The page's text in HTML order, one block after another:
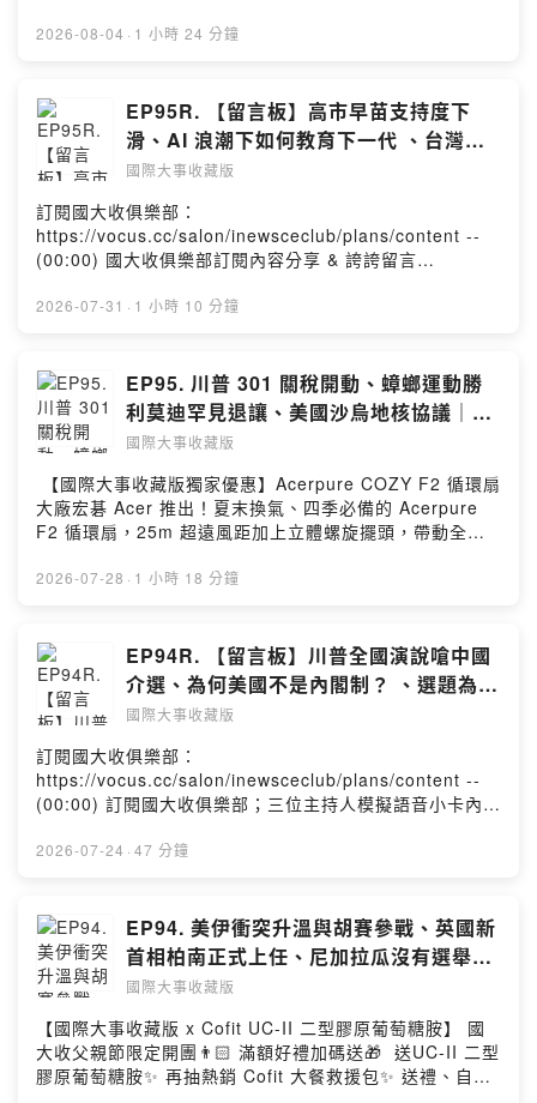
時間思考硬體系統」： ⭐️(升級版新品)Roichen正脊坐墊
典正脊坐墊：依男女骨盆結構專屬開發，精準撐托、強力
導正 ⭐️ 優雅椅：6度傾斜底座＋全新升級「重力煞車靜音
輪」，坐下鎖定防滑動，平價享有工學椅級完整撐托！ 🛒
國際大事收藏版 粉絲專屬優惠52折起：
https://s.add.one/8yltvu （品牌限定優惠，請使用 Fb、
Line、手機號碼 登入，即可看到專屬優惠價） 國大收俱樂
部：
https://vocus.cc/salon/inewsceclub/plans/content
(00:00) 業配時間：Roichen正脊坐墊EX & 系列商品 ()1.
崩潰。西班牙緊急增派軍警、加速遣返並強化海上邊界，
歐盟也開始討論共同因應措施。這場危機究竟只是司法判
決引發的效應，還是另有政治角力在背後推動？ ()2. 哈瑪
斯同意解除武裝：川普宣布，美方主導的「加薩和平方
來將由國際穩定部隊與巴勒斯坦技術官僚政府接管加薩。
不過，以色列堅持必須先繳械才撤軍，哈瑪斯則要求先停
火撤軍，雙方在武器處置、查核機制與執行順序上仍嚴重
點，還是再次停留在紙上談兵？ ()3. 美日聯手干預匯率：
率衝擊，也為日本經濟與美日貿易平衡爭取喘息空間。不
過市場更關注的是，日本央行接下來是否真的升息，這波
日圓反彈究竟只是曇花一現，還是長期升值的起點？ ()4.
小新聞：曼達尼為徵稅公開個資 --Hosting provided by
SoundOn
2026-08-04 · 1 小時 24 分鐘
EP95R. 【留言板】高市早苗支持度下
滑、AI 浪潮下如何教育下一代 、台灣外
送專法上線建議、會引導自己孩子右派觀
念嗎?
國際大事收藏版
訂閱國大收俱樂部：
https://vocus.cc/salon/inewsceclub/plans/content --
(00:00) 國大收俱樂部訂閱內容分享 & 誇誇留言
(05:34) Cynthia 遺珠之憾：德國 Pride 遊行遭恐攻
代 (46:29) 台灣外送專法上線建議 (58:42) 會引導自己孩
子右派觀念嗎? - ★你對觀察國際局勢有興趣嗎★ 我們是
「國際大事收藏版」Podcast節目。 每周精選三則影響世
界的重要新聞，提供主流媒體以外的觀點 跟著我們一起來
收藏國際大事吧！ 「國際大事收藏版」合作邀約請洽：
inewsce@gmail.com --Hosting provided by SoundOn
2026-07-31 · 1 小時 10 分鐘
EP95. 川普 301 關稅開動、蟑螂運動勝
利莫迪罕見退讓、美國沙烏地核協議｜國
際大事收藏版
國際大事收藏版
【國際大事收藏版獨家優惠】Acerpure COZY F2 循環扇
大廠宏碁 Acer 推出！夏末換氣、四季必備的 Acerpure
F2 循環扇，25m 超遠風距加上立體螺旋擺頭，帶動全屋
推薦！ ⏰ 全網最低價！換季下殺驚喜甜甜價 🔥 現享專屬
- 8/18(二) 止 ｜國大收專屬隱藏賣場（免填折扣碼）：
https://bit.ly/4wNasgY 國大收俱樂部：
https://vocus.cc/salon/inewsceclub/plans/content
00:00) 開場閒聊：感謝支持國大收俱樂部 (3:11) 業配時
間：Acerpure COZY F2 循環扇 (12:40)1. 川普 301 關
稅開動：美國啟動《301條款》新一輪關稅，接替失效的臨
時全球關稅，針對約60個貿易夥伴課徵10%至12.5%關
稅。台灣因監管機制獲較優惠待遇，中國等國則面臨疊加
課稅。隨著另一項301調查仍在進行，美中貿易戰是否將迎
速崛起，要求教育改革、教育部長下台等訴求。歷經數月
抗爭後，莫迪政府罕見退讓，教育部長請辭、政府接受主
要訴求，抗議也宣布落幕。這場由年輕世代掀起的運動，
是否將改變印度未來的政治版圖？ (49:47)3. 美國沙烏地
電建設鋪路，但未採最嚴格的「黃金標準」，引發外界對
中東核擴散的疑慮。川普則將協議與沙國加入《亞伯拉罕
協議》綁定，盼推動以沙關係正常化。這項核協議，究竟
2026-07-28 · 1 小時 18 分鐘
EP94R. 【留言板】川普全國演說嗆中國
介選、為何美國不是內閣制？ 、選題為何
如此偏重美國？、中國買一堆世界盃廣告
背後原因
國際大事收藏版
訂閱國大收俱樂部：
https://vocus.cc/salon/inewsceclub/plans/content --
(00:00) 訂閱國大收俱樂部；三位主持人模擬語音小卡內容
(10:16) Cynthia 遺珠之憾：川普全國演說嗆中國介選
重美國？ (39:15) 中國買一堆世界盃廣告背後原因 - ★你
對觀察國際局勢有興趣嗎★ 我們是「國際大事收藏版」
Podcast節目。 每周精選三則影響世界的重要新聞，提供
主流媒體以外的觀點 跟著我們一起來收藏國際大事吧！
「國際大事收藏版」合作邀約請洽：inewsce@gmail.com
--Hosting provided by SoundOn
2026-07-24 · 47 分鐘
EP94. 美伊衝突升溫與胡賽參戰、英國新
首相柏南正式上任、尼加拉瓜沒有選舉了
｜國際大事收藏版
國際大事收藏版
【國際大事收藏版 x Cofit UC-II 二型膠原葡萄糖胺】 國
大收父親節限定開團👨🏻 滿額好禮加碼送🎁 送UC-II 二型
膠原葡萄糖胺✨ 再抽熱銷 Cofit 大餐救援包✨ 送禮、自用